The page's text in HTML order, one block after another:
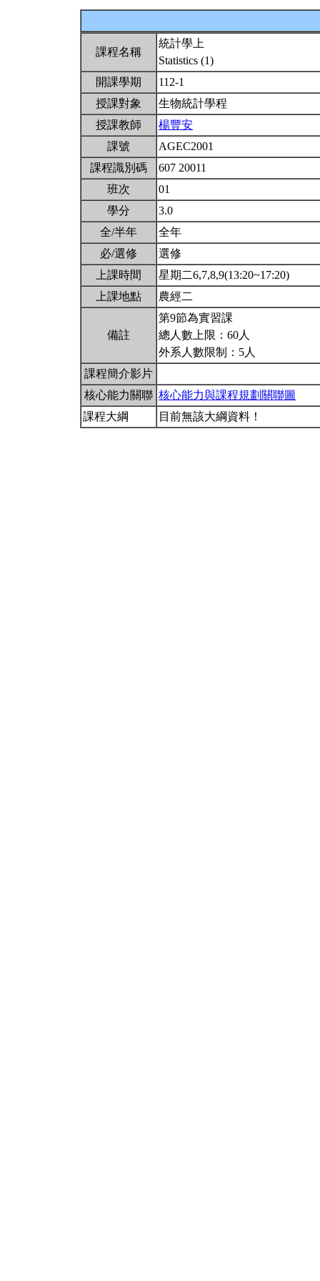
課程名稱
統計學上
Statistics (1)
開課學期
112-1
授課對象
生物統計學程
授課教師
楊豐安
課號
AGEC2001
課程識別碼
607 20011
班次
01
學分
3.0
全/半年
全年
必/選修
選修
上課時間
星期二6,7,8,9(13:20~17:20)
上課地點
農經二
備註
第9節為實習課
總人數上限：60人
外系人數限制：5人
課程簡介影片
核心能力關聯 核心能力與課程規劃關聯圖
課程大綱
目前無該大綱資料！